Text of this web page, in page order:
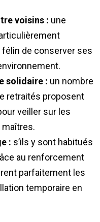
voisins : une
de conserver ses
solidaire : un nombre
retraités proposent
veiller sur les
maîtres.
: s’ils y sont habitués
au renforcement
parfaitement les
temporaire en